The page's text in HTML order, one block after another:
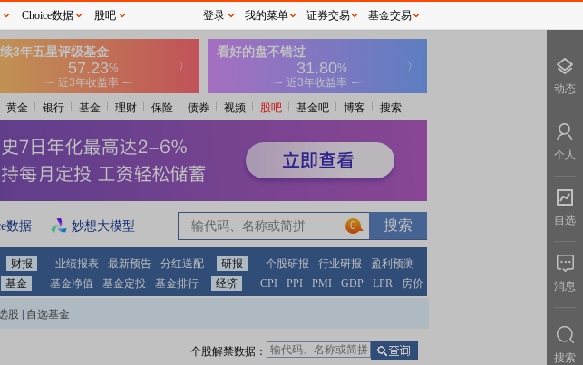
黄金 银行 基金 理财 保险 债券 视频 股吧 基金吧 博客 搜索
数据 妙想大模型 0
财报 业绩报表 最新预告 分红送配 研报 个股研报 行业研报
盈利预测
基金 基金净值 基金定投 基金排行 经济 CPI PPI PMI GDP LPR 房价
股 自选基金
个股解禁数据：
Choice数据 股吧 登录 我的菜单 证券交易 基金交易
动态
个人
自选
消息
搜索